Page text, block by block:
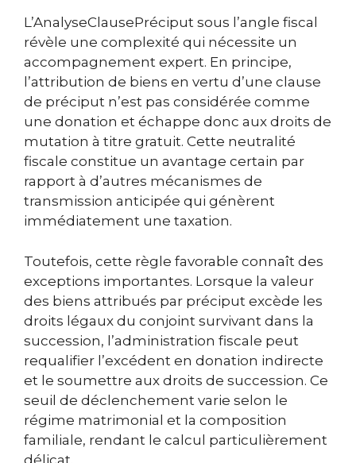
L’AnalyseClausePréciput sous l’angle fiscal
révèle une complexité qui nécessite un
accompagnement expert. En principe,
l’attribution de biens en vertu d’une clause
de préciput n’est pas considérée comme
une donation et échappe donc aux droits de
mutation à titre gratuit. Cette neutralité
fiscale constitue un avantage certain par
rapport à d’autres mécanismes de
transmission anticipée qui génèrent
immédiatement une taxation.
Toutefois, cette règle favorable connaît des
exceptions importantes. Lorsque la valeur
des biens attribués par préciput excède les
droits légaux du conjoint survivant dans la
succession, l’administration fiscale peut
requalifier l’excédent en donation indirecte
et le soumettre aux droits de succession. Ce
seuil de déclenchement varie selon le
régime matrimonial et la composition
familiale, rendant le calcul particulièrement
délicat.